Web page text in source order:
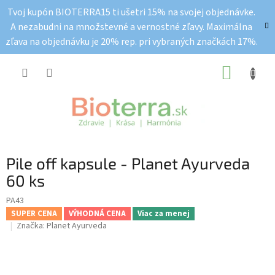
obsah
Tvoj kupón BIOTERRA15 ti ušetri 15% na svojej objednávke.
A nezabudni na množstevné a vernostné zľavy. Maximálna
zľava na objednávku je 20% rep. pri vybraných značkách 17%.
Pile off kapsule - Planet Ayurveda
60 ks
PA43
SUPER CENA VÝHODNÁ CENA Viac za menej
Značka: Planet Ayurveda